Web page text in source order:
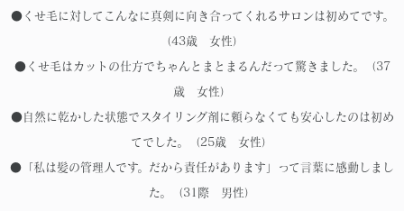
●くせ毛に対してこんなに真剣に向き合ってくれるサロンは初めてです。
（43歳 女性）
●くせ毛はカットの仕方でちゃんとまとまるんだって驚きました。（37
歳 女性）
●自然に乾かした状態でスタイリング剤に頼らなくても安心したのは初め
てでした。（25歳 女性）
●「私は髪の管理人です。だから責任があります」って言葉に感動しまし
た。（31際 男性）